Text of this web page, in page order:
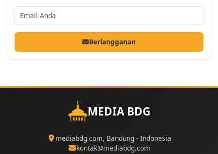
Berlangganan
MEDIA BDG
mediabdg.com, Bandung - Indonesia
kontak@mediabdg.com